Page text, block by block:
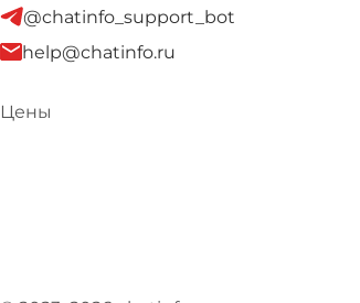
@chatinfo_support_bot
help@chatinfo.ru
Цены